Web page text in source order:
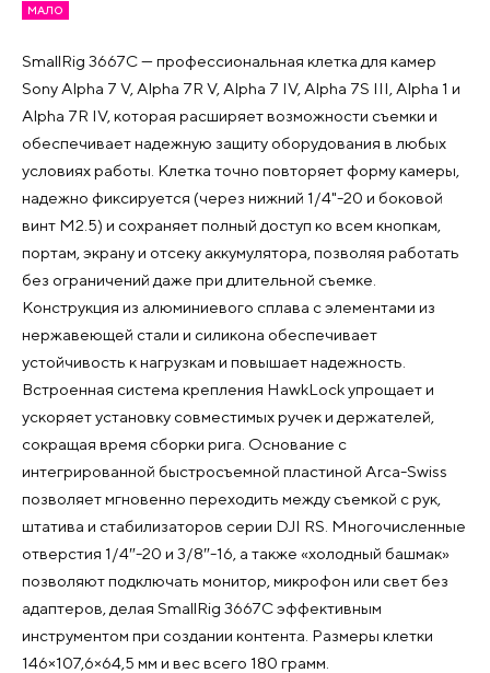
МАЛО
SmallRig 3667C — профессиональная клетка для камер
Sony Alpha 7 V, Alpha 7R V, Alpha 7 IV, Alpha 7S III, Alpha 1 и
Alpha 7R IV, которая расширяет возможности съемки и
обеспечивает надежную защиту оборудования в любых
условиях работы. Клетка точно повторяет форму камеры,
надежно фиксируется (через нижний 1/4"-20 и боковой
винт M2.5) и сохраняет полный доступ ко всем кнопкам,
портам, экрану и отсеку аккумулятора, позволяя работать
без ограничений даже при длительной съемке.
Конструкция из алюминиевого сплава с элементами из
нержавеющей стали и силикона обеспечивает
устойчивость к нагрузкам и повышает надежность.
Встроенная система крепления HawkLock упрощает и
ускоряет установку совместимых ручек и держателей,
сокращая время сборки рига. Основание с
интегрированной быстросъемной пластиной Arca-Swiss
позволяет мгновенно переходить между съемкой с рук,
штатива и стабилизаторов серии DJI RS. Многочисленные
отверстия 1/4″-20 и 3/8″-16, а также «холодный башмак»
позволяют подключать монитор, микрофон или свет без
адаптеров, делая SmallRig 3667C эффективным
инструментом при создании контента. Размеры клетки
146×107,6×64,5 мм и вес всего 180 грамм.